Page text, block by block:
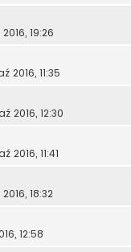
19:26
2016, 11:35
2016, 12:30
2016, 11:41
18:32
12:58